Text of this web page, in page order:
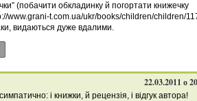
(побачити обкладинку й погортати книжечку
www.grani-t.com.ua/ukr/books/children/children/
видаються дуже вдалими.
22.03.2011 о
і книжки, й рецензія, і відгук автора!